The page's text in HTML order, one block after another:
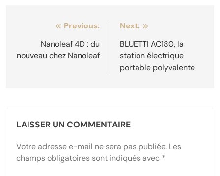
Navigation
l’article
Previous:
Nanoleaf 4D : du
nouveau chez Nanoleaf
Next:
BLUETTI AC180, la
station électrique
portable polyvalente
LAISSER UN COMMENTAIRE
Votre adresse e-mail ne sera pas publiée. Les
champs obligatoires sont indiqués avec *